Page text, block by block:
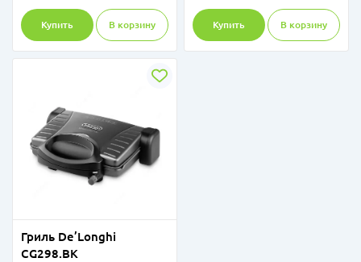
Купить В корзину Купить В корзину
Гриль De’Longhi
CG298.BK